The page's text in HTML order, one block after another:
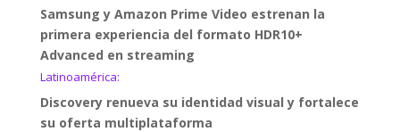
Samsung y Amazon Prime Video estrenan la
primera experiencia del formato HDR10+
Advanced en streaming
Latinoamérica:
Discovery renueva su identidad visual y fortalece
su oferta multiplataforma